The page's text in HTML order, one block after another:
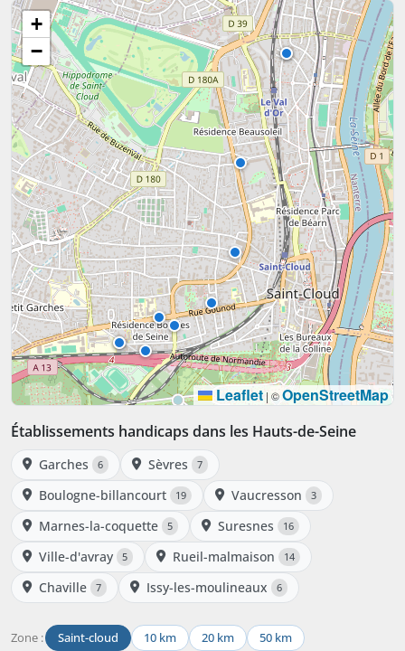
+
−
Leaflet | ©OpenStreetMap
Établissements handicaps dans les Hauts-de-Seine
Garches 6 Sèvres 7
Boulogne-billancourt 19 Vaucresson 3
Marnes-la-coquette 5 Suresnes 16
Ville-d'avray 5 Rueil-malmaison 14
Chaville 7 Issy-les-moulineaux 6
Zone : Saint-cloud 10 km 20 km
50 km